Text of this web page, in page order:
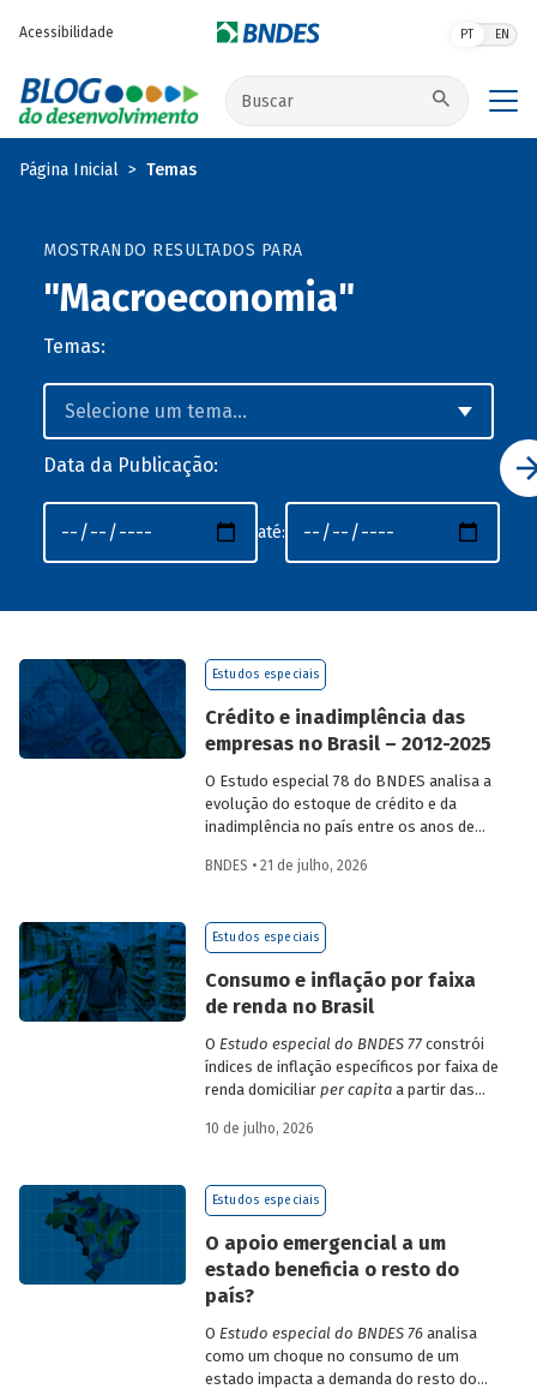
Acessibilidade PT EN
Buscar no site
Página Inicial Temas
MOSTRANDO RESULTADOS PARA
"Macroeconomia"
Temas:
Data da Publicação:
até:
Estudos especiais
Crédito e inadimplência das
empresas no Brasil – 2012-2025
O Estudo especial 78 do BNDES analisa a
evolução do estoque de crédito e da
inadimplência no país entre os anos de
analíticos complementares: o porte da
econômica.
BNDES • 21 de julho, 2026
Estudos especiais
Consumo e inflação por faixa
de renda no Brasil
O Estudo especial do BNDES 77constrói
índices de inflação específicos por faixa de
renda domiciliar per capitaa partir das
associadas às variações de preços dos
ainda os microdados da Pnad Contínua
para analisar a evolução da renda dos
10 de julho, 2026
Estudos especiais
O apoio emergencial a um
estado beneficia o resto do
país?
O Estudo especial do BNDES 76analisa
como um choque no consumo de um
estado impacta a demanda do resto do